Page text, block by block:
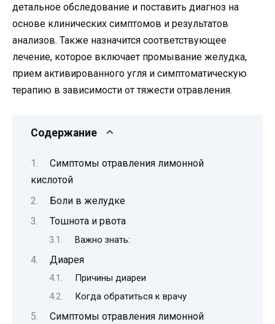
детальное обследование и поставить диагноз на
основе клинических симптомов и результатов
анализов. Также назначится соответствующее
лечение, которое включает промывание желудка,
прием активированного угля и симптоматическую
терапию в зависимости от тяжести отравления.
Содержание
Симптомы отравления лимонной
кислотой
Боли в желудке
Тошнота и рвота
Важно знать:
Диарея
Причины диареи
Когда обратиться к врачу
Симптомы отравления лимонной